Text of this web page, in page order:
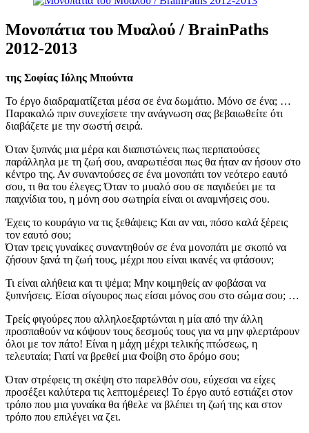
Μονοπάτια του Μυαλού / BrainPaths
2012-2013
της Σοφίας Ιόλης Μπούντα
Το έργο διαδραματίζεται μέσα σε ένα δωμάτιο. Μόνο σε ένα; …
Παρακαλώ πριν συνεχίσετε την ανάγνωση σας βεβαιωθείτε ότι
διαβάζετε με την σωστή σειρά.
Όταν ξυπνάς μια μέρα και διαπιστώνεις πως περπατούσες
παράλληλα με τη ζωή σου, αναρωτιέσαι πως θα ήταν αν ήσουν στο
κέντρο της. Αν συναντούσες σε ένα μονοπάτι τον νεότερο εαυτό
σου, τι θα του έλεγες; Όταν το μυαλό σου σε παγιδεύει με τα
παιχνίδια του, η μόνη σου σωτηρία είναι οι αναμνήσεις σου.
Έχεις το κουράγιο να τις ξεθάψεις; Και αν ναι, πόσο καλά ξέρεις
τον εαυτό σου;
Όταν τρεις γυναίκες συναντηθούν σε ένα μονοπάτι με σκοπό να
ζήσουν ξανά τη ζωή τους, μέχρι που είναι ικανές να φτάσουν;
Τι είναι αλήθεια και τι ψέμα; Μην κοιμηθείς αν φοβάσαι να
ξυπνήσεις. Είσαι σίγουρος πως είσαι μόνος σου στο σώμα σου; …
Τρείς φιγούρες που αλληλοεξαρτώνται η μία από την άλλη
προσπαθούν να κόψουν τους δεσμούς τους για να μην φλερτάρουν
όλοι με τον πάτο! Είναι η μάχη μέχρι τελικής πτώσεως, η
τελευταία; Γιατί να βρεθεί μια Φοίβη στο δρόμο σου;
Όταν στρέφεις τη σκέψη στο παρελθόν σου, εύχεσαι να είχες
προσέξει καλύτερα τις λεπτομέρειες! Το έργο αυτό εστιάζει στον
τρόπο που μια γυναίκα θα ήθελε να βλέπει τη ζωή της και στον
τρόπο που επιλέγει να ζει.